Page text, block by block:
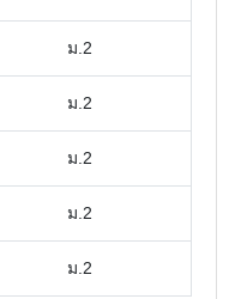
ม.2
ม.2
ม.2
ม.2
ม.2